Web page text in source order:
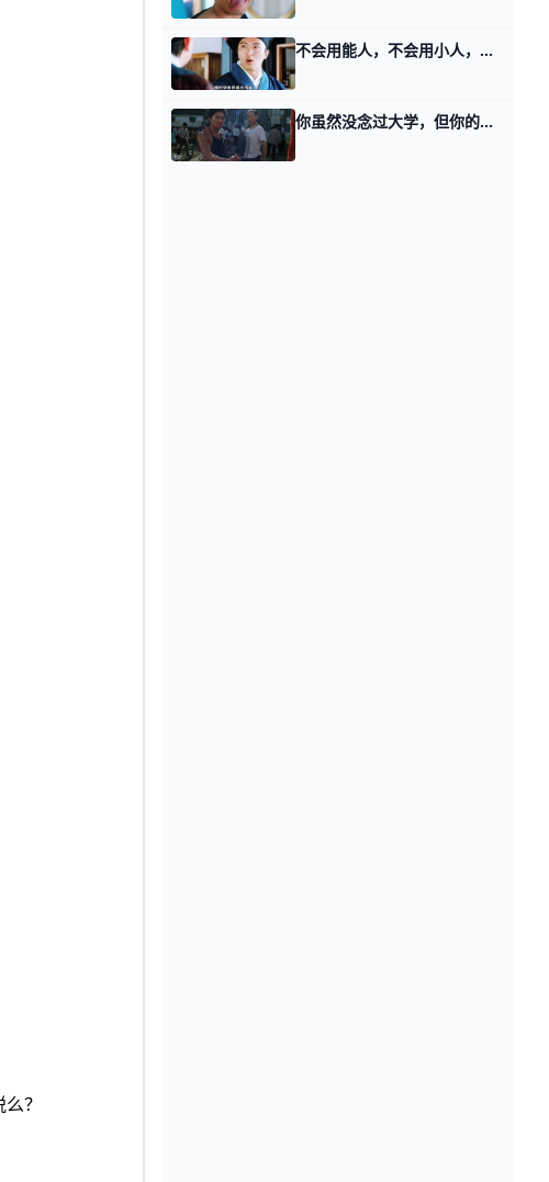
？
不会用能人，不会用小人，那你就等于不会用人 那天讲2026滔天巨浪的时候，我拆解了一个水浒人物宋江。 有读者很好奇的问了些延伸的话题，他想知道，一个人，像宋江那样，落地，缚鸡，黑矮，一无
你虽然没念过大学，但你的前途一片光明 回复一个满级读者的问题。 他是一个技校毕业的，讲述了自己的完整经历，最后问的是有关高等教育的问题。 那么我正面回复你，我觉得你对于大前天的文章，